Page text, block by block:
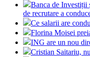
Banca de
de recrutare a
Ce salarii are
Florina Moisei
ING are un nou
Cristian Saitariu,